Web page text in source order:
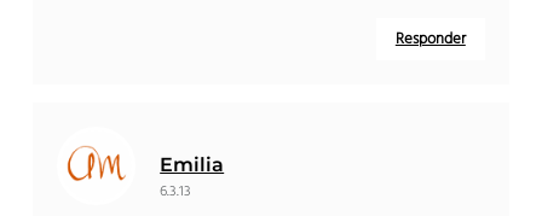
Responder
Emilia
6.3.13